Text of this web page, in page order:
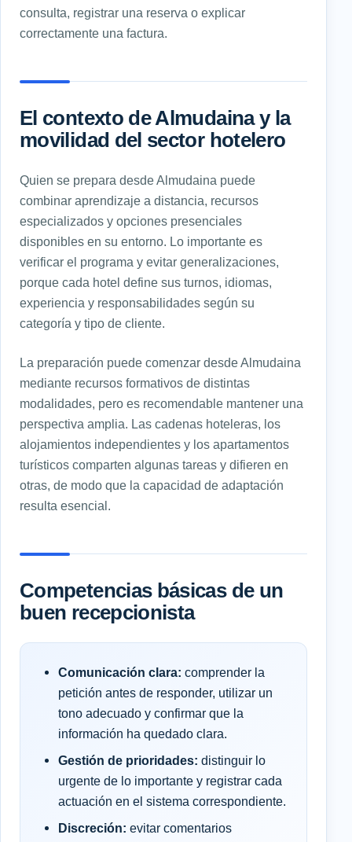
consulta, registrar una reserva o explicar
correctamente una factura.
El contexto de Almudaina y la
movilidad del sector hotelero
Quien se prepara desde Almudaina puede
combinar aprendizaje a distancia, recursos
especializados y opciones presenciales
disponibles en su entorno. Lo importante es
verificar el programa y evitar generalizaciones,
porque cada hotel define sus turnos, idiomas,
experiencia y responsabilidades según su
categoría y tipo de cliente.
La preparación puede comenzar desde Almudaina
mediante recursos formativos de distintas
modalidades, pero es recomendable mantener una
perspectiva amplia. Las cadenas hoteleras, los
alojamientos independientes y los apartamentos
turísticos comparten algunas tareas y difieren en
otras, de modo que la capacidad de adaptación
resulta esencial.
Competencias básicas de un
buen recepcionista
Comunicación clara: comprender la
petición antes de responder, utilizar un
tono adecuado y confirmar que la
información ha quedado clara.
Gestión de prioridades: distinguir lo
urgente de lo importante y registrar cada
actuación en el sistema correspondiente.
Discreción: evitar comentarios